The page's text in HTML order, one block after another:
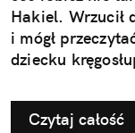
Hakiel. Wrzucił
i mógł
dziecku
Czytaj całość